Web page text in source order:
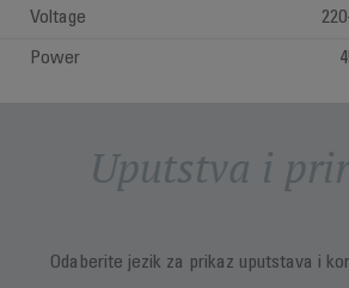
Voltage
Power
Uputstva i
Odaberite jezik za prikaz uputstava i